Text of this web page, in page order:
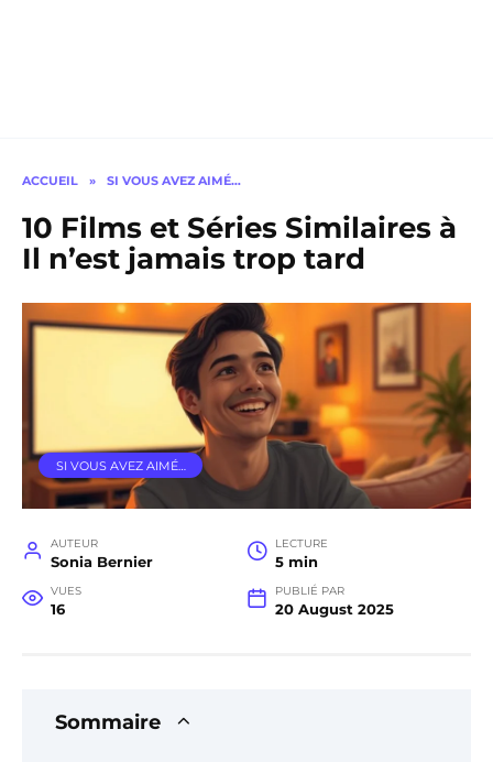
ACCUEIL » SI VOUS AVEZ AIMÉ…
10 Films et Séries Similaires à
Il n’est jamais trop tard
SI VOUS AVEZ AIMÉ…
AUTEUR
Sonia Bernier
LECTURE
5 min
VUES
16
PUBLIÉ PAR
20 August 2025
Sommaire